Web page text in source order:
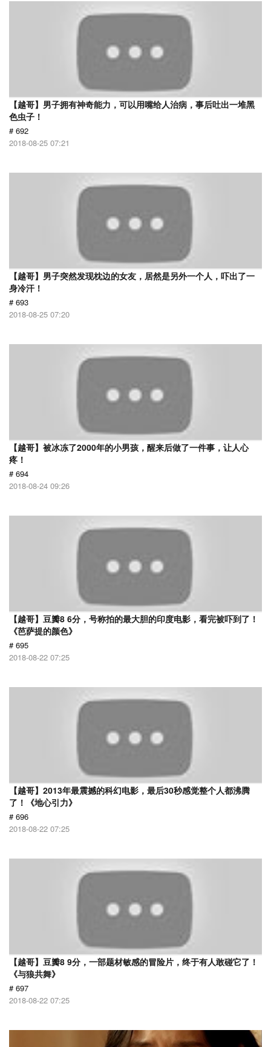
【越哥】男子拥有神奇能力，可以用嘴给人治病，事后吐出一堆黑
色虫子！
# 692
2018-08-25 07:21
【越哥】男子突然发现枕边的女友，居然是另外一个人，吓出了一
身冷汗！
# 693
2018-08-25 07:20
【越哥】被冰冻了2000年的小男孩，醒来后做了一件事，让人心
疼！
# 694
2018-08-24 09:26
【越哥】豆瓣8 6分，号称拍的最大胆的印度电影，看完被吓到了！
《芭萨提的颜色》
# 695
2018-08-22 07:25
【越哥】2013年最震撼的科幻电影，最后30秒感觉整个人都沸腾
了！《地心引力》
# 696
2018-08-22 07:25
【越哥】豆瓣8 9分，一部题材敏感的冒险片，终于有人敢碰它了！
《与狼共舞》
# 697
2018-08-22 07:25